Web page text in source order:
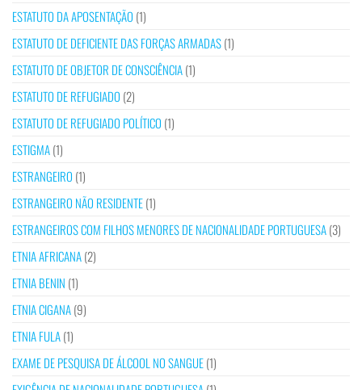
ESTATUTO DA APOSENTAÇÃO (1)
ESTATUTO DE DEFICIENTE DAS FORÇAS ARMADAS(1)
ESTATUTO DE OBJETOR DE CONSCIÊNCIA(1)
ESTATUTO DE REFUGIADO (2)
ESTATUTO DE REFUGIADO POLÍTICO (1)
ESTIGMA(1)
ESTRANGEIRO (1)
ESTRANGEIRO NÃO RESIDENTE(1)
ESTRANGEIROS COM FILHOS MENORES DE NACIONALIDADE PORTUGUESA(3)
ETNIA AFRICANA(2)
ETNIA BENIN (1)
ETNIA CIGANA(9)
ETNIA FULA(1)
EXAME DE PESQUISA DE ÁLCOOL NO SANGUE(1)